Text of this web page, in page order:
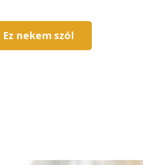
Ez nekem szól